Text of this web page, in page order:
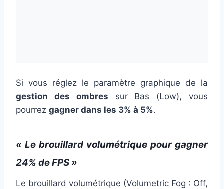
Si vous réglez le paramètre graphique de la
gestion des ombres sur Bas (Low), vous
pourrez gagner dans les 3% à 5%.
« Le brouillard volumétrique pour gagner
24% de FPS »
Le brouillard volumétrique (Volumetric Fog : Off,